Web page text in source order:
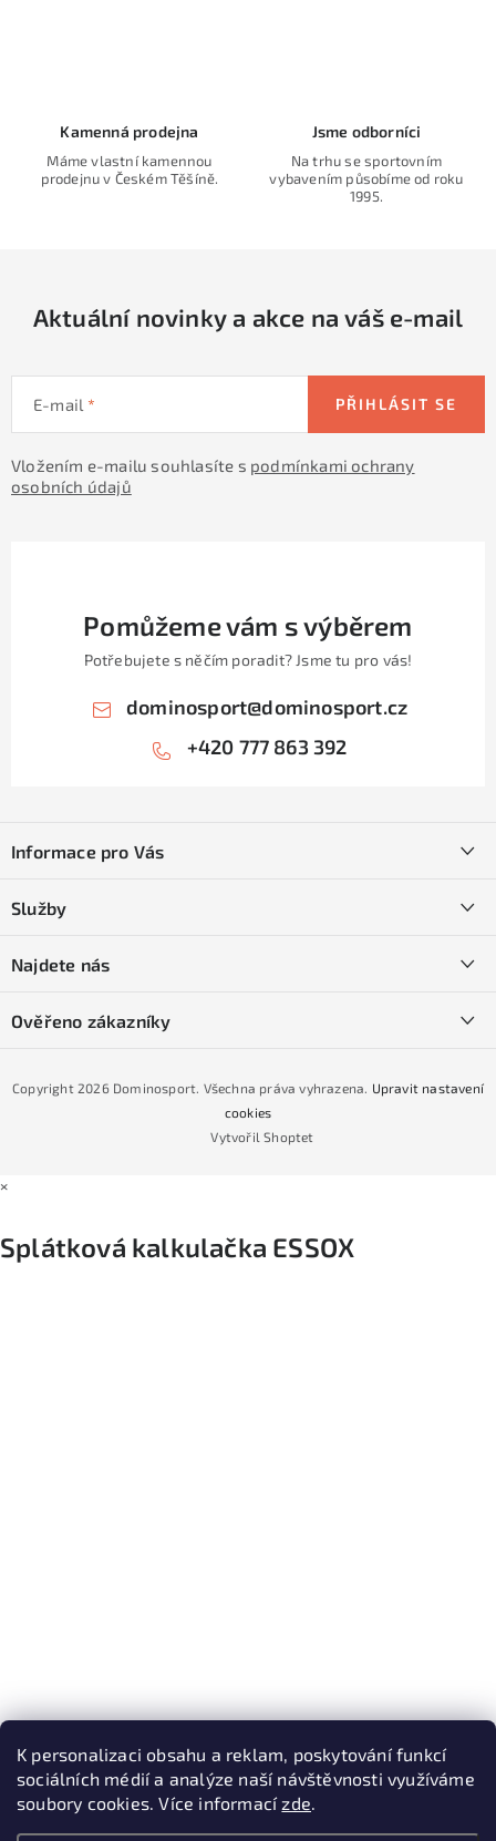
K personalizaci obsahu a reklam, poskytování funkcí
sociálních médií a analýze naší návštěvnosti využíváme
soubory cookies. Více informacízde.
i
s
Kamenná prodejna
Máme vlastní kamennou
prodejnu v Českém Těšíně.
Jsme odborníci
Na trhu se sportovním
vybavením působíme od roku
1995.
Aktuální novinky a akce na váš e-mail
E-mail
Vložením e-mailu souhlasíte s podmínkami ochrany
osobních údajů
PŘIHLÁSIT SE
Pomůžeme vám s výběrem
Potřebujete s něčím poradit? Jsme tu pro vás!
dominosport@dominosport.cz
+420 777 863 392
pInformace pro Vás
Obchodní podmínky
Podmínky GDPR
Podmínky nákupu na splátky ESSOX
Služby
Naše prodejna
Najdete nás
Ověřeno zákazníky
Vytvořil Shoptet
Copyright 2026 Dominosport . Všechna práva vyhrazena.
Upravit nastavení
cookies
×
Splátková kalkulačka ESSOX